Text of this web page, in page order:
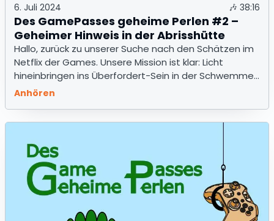
6. Juli 2024 🎶 38:16
Des GamePasses geheime Perlen #2 –
Geheimer Hinweis in der Abrisshütte
Hallo, zurück zu unserer Suche nach den Schätzen im
Netflix der Games. Unsere Mission ist klar: Licht
hineinbringen ins Überfordert-Sein in der Schwemme
der Spiele im GamePass.
Anhören